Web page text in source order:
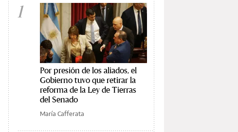
1
Por presión de los aliados, el
Gobierno tuvo que retirar la
reforma de la Ley de Tierras
del Senado
María Cafferata